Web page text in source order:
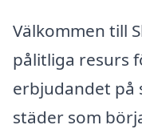
Välkommen till
pålitliga resurs
erbjudandet på
städer som